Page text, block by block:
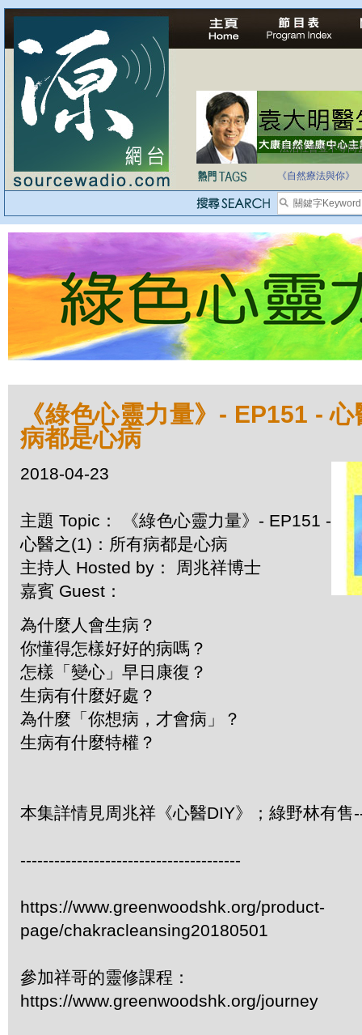
法治社會並不等同
《自然療法與你》
《綠色心靈力量》- EP151 -
病都是心病
2018-04-23
主題 Topic： 《綠色心靈力量》- EP151 -
心醫之(1)：所有病都是心病
主持人 Hosted by： 周兆祥博士
嘉賓 Guest：
為什麼人會生病？
你懂得怎樣好好的病嗎？
怎樣「變心」早日康復？
生病有什麼好處？
為什麼「你想病，才會病」？
生病有什麼特權？
本集詳情見周兆祥《心醫DIY》；綠野林有售
---------------------------------------
https://www.greenwoodshk.org/product-
page/chakracleansing20180501
參加祥哥的靈修課程：
https://www.greenwoodshk.org/journey